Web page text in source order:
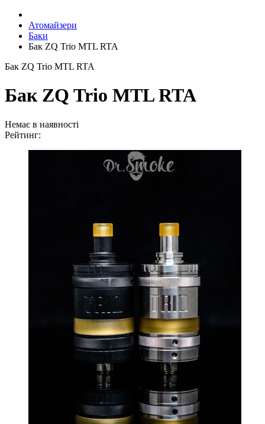
Атомайзери
Баки
Бак ZQ Trio MTL RTA
Бак ZQ Trio MTL RTA
Бак ZQ Trio MTL RTA
Немає в наявності
Рейтинг: